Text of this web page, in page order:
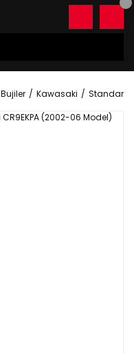
Bujiler Kawasaki Standart